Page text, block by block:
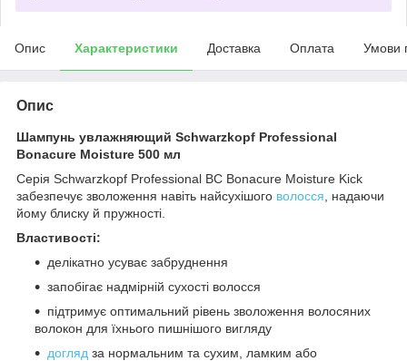
Опис Характеристики Доставка Оплата Умови
Опис
Шампунь увлажняющий Schwarzkopf Professional
Bonacure Moisture 500 мл
Серія Schwarzkopf Professional BC Bonacure Moisture Kick
забезпечує зволоження навіть найсухішого волосся , надаючи
йому блиску й пружності.
Властивості:
делікатно усуває забруднення
запобігає надмірній сухості волосся
підтримує оптимальний рівень зволоження волосяних
волокон для їхнього пишнішого вигляду
догляд за нормальним та сухим, ламким або